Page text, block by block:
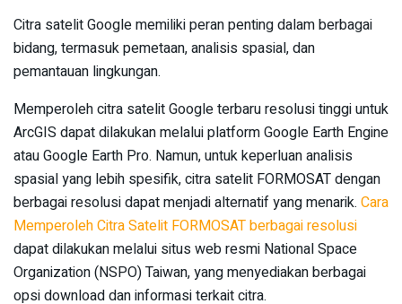
Citra satelit Google memiliki peran penting dalam berbagai
bidang, termasuk pemetaan, analisis spasial, dan
pemantauan lingkungan.
Memperoleh citra satelit Google terbaru resolusi tinggi untuk
ArcGIS dapat dilakukan melalui platform Google Earth Engine
atau Google Earth Pro. Namun, untuk keperluan analisis
spasial yang lebih spesifik, citra satelit FORMOSAT dengan
berbagai resolusi dapat menjadi alternatif yang menarik. Cara
Memperoleh Citra Satelit FORMOSAT berbagai resolusi
dapat dilakukan melalui situs web resmi National Space
Organization (NSPO) Taiwan, yang menyediakan berbagai
opsi download dan informasi terkait citra.